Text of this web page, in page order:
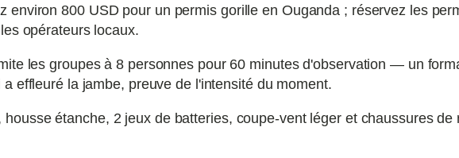
environ 800 USD pour un permis gorille en Ouganda ; réservez les
opérateurs locaux.
les groupes à 8 personnes pour 60 minutes d'observation — un
effleuré la jambe, preuve de l'intensité du moment.
étanche, 2 jeux de batteries, coupe-vent léger et chaussures